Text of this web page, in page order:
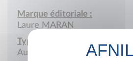
Marque éditoriale :
Laure MARAN
Type de société :
Auto-édition